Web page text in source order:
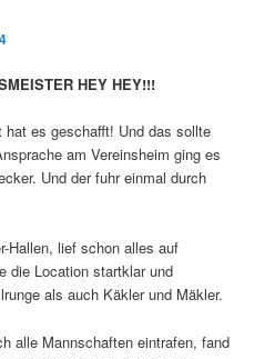
HEY HEY!!!
hat es geschafft! Und das sollte
am Vereinsheim ging es
Und der fuhr einmal durch
Hallen, lief schon alles auf
die Location startklar und
als auch Käkler und Mäkler.
alle Mannschaften eintrafen, fand